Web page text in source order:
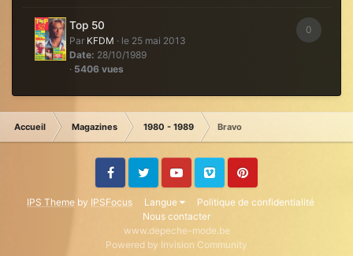
0
Top 50
Par KFDM · le 25 mai 2013
Date: 28/10/1989
· 5406 vues
Accueil Magazines 1980 - 1989 Bravo
IPS Theme by IPSFocus Langue
Politique de confidentialité
Nous contacter
FacebookTwitter Youtube Vimeo Pinterest
www.depeche-mode.be
Powered by Invision Community